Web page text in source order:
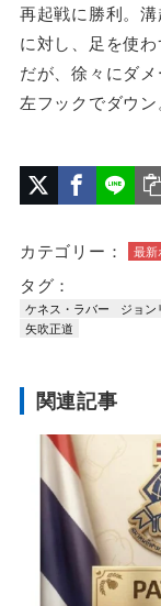
再起戦に勝利。
に対し、足を使
だが、徐々にダ
左フックでダウン
カテゴリー： 最新
タグ：
ケネス・ラバー ジョン
矢吹正道
関連記事